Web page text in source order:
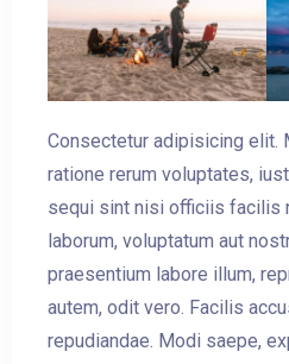
Consectetur adipisicing elit.
ratione rerum voluptates,
sequi sint nisi officiis facilis
laborum, voluptatum aut
praesentium labore illum,
autem, odit vero. Facilis
repudiandae. Modi saepe,